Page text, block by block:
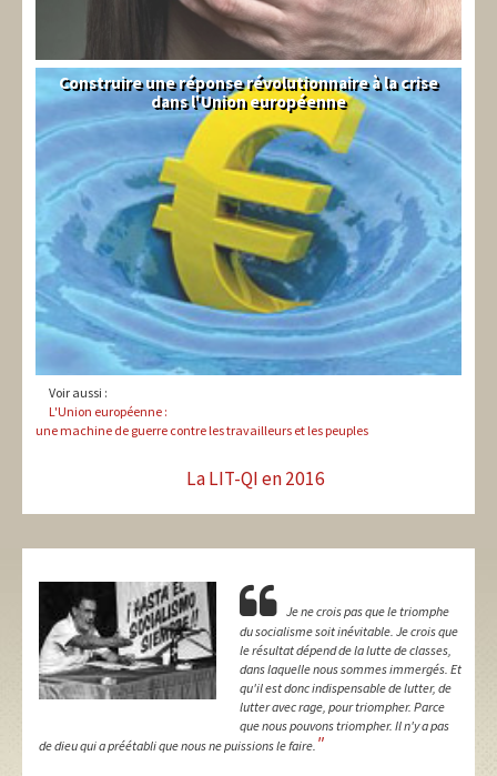
Syndical
Construire une réponse révolutionnaire à la crise
dans l'Union européenne
Voir aussi :
L'Union européenne :
une machine de guerre contre les travailleurs et les peuples
La LIT-QI en 2016
Je ne crois pas que le triomphe
du socialisme soit inévitable. Je crois que
le résultat dépend de la lutte de classes,
dans laquelle nous sommes immergés. Et
qu'il est donc indispensable de lutter, de
lutter avec rage, pour triompher. Parce
que nous pouvons triompher. Il n'y a pas
de dieu qui a préétabli que nous ne puissions le faire. "